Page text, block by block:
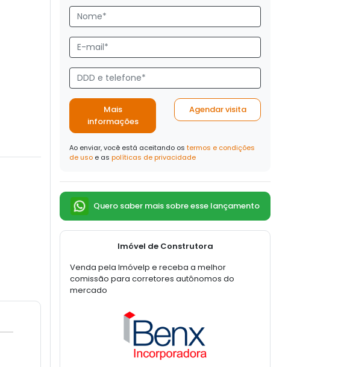
Mais
informações
Agendar visita
Ao enviar, você está aceitando os termos e condições
de uso e as políticas de privacidade
Quero saber mais sobre esse lançamento
Imóvel de Construtora
Venda pela Imóvelp e receba a melhor
comissão para corretores autônomos do
mercado